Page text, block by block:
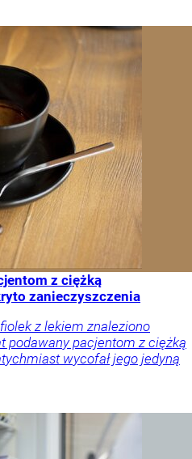
z ciężką
zanieczyszczenia
z lekiem znaleziono
podawany pacjentom z ciężką
wycofał jego jedyną